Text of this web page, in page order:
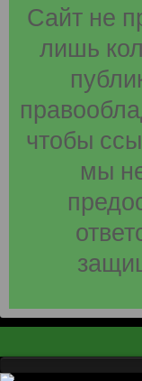
Сайт не
лишь
чтобы
мы